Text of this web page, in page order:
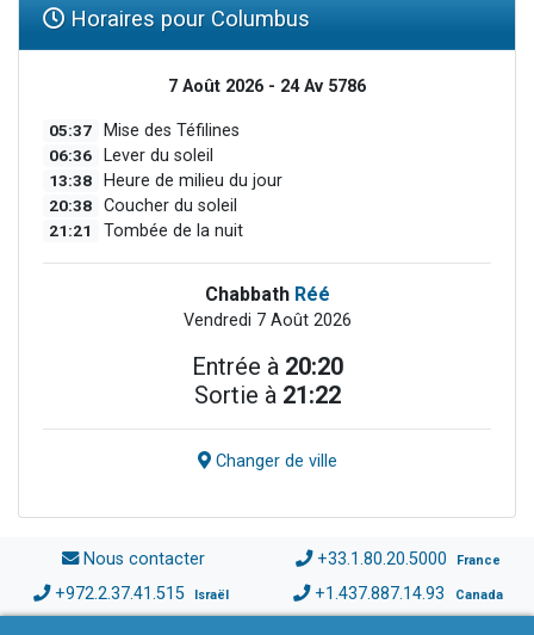
Horaires pour Columbus
7 Août 2026 - 24 Av 5786
05:37 Mise des Téfilines
06:36 Lever du soleil
13:38 Heure de milieu du jour
20:38 Coucher du soleil
21:21 Tombée de la nuit
Chabbath Réé
Vendredi 7 Août 2026
Entrée à 20:20
Sortie à 21:22
Changer de ville
Nous contacter +33.1.80.20.5000 France
+972.2.37.41.515 Israël +1.437.887.14.93 Canada